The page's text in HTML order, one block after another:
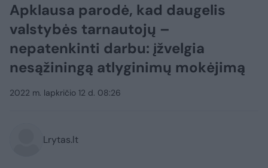
Apklausa parodė, kad daugelis
valstybės tarnautojų –
nepatenkinti darbu: įžvelgia
nesąžiningą atlyginimų mokėjimą
2022 m. lapkričio 12 d. 08:26
Lrytas.lt